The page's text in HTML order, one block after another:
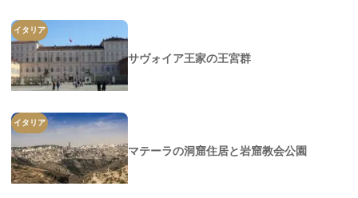
イタリア
サヴォイア王家の王宮群
イタリア
マテーラの洞窟住居と岩窟教会公園